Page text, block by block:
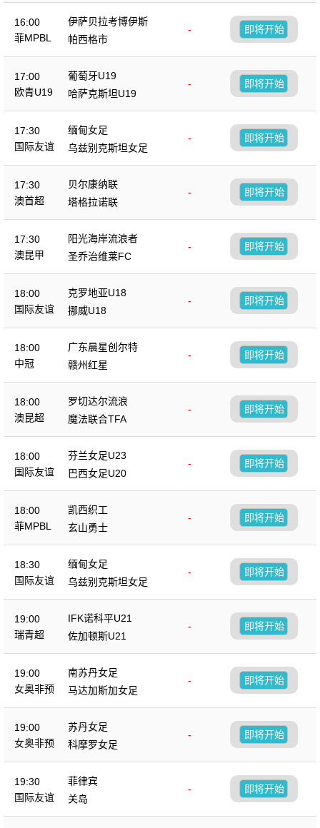
16:00
菲MPBL
伊萨贝拉考博伊斯
-
帕西格市
即将开始
17:00
欧青U19
葡萄牙U19
-
哈萨克斯坦U19
即将开始
17:30
国际友谊
缅甸女足
-
乌兹别克斯坦女足
即将开始
17:30
澳首超
贝尔康纳联
-
塔格拉诺联
即将开始
17:30
澳昆甲
阳光海岸流浪者
-
圣乔治维莱FC
即将开始
18:00
国际友谊
克罗地亚U18
-
挪威U18
即将开始
18:00
中冠
广东晨星创尔特
-
赣州红星
即将开始
18:00
澳昆超
罗切达尔流浪
-
魔法联合TFA
即将开始
18:00
国际友谊
芬兰女足U23
-
巴西女足U20
即将开始
18:00
菲MPBL
凯西织工
-
玄山勇士
即将开始
18:30
国际友谊
缅甸女足
-
乌兹别克斯坦女足
即将开始
19:00
瑞青超
IFK诺科平U21
-
佐加顿斯U21
即将开始
19:00
女奥非预
南苏丹女足
-
马达加斯加女足
即将开始
19:00
女奥非预
苏丹女足
-
科摩罗女足
即将开始
19:30
国际友谊
菲律宾
-
关岛
即将开始